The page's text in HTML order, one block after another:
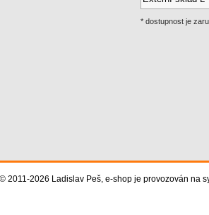
* dostupnost je
© 2011-2026 Ladislav Peš, e-shop je provozován na